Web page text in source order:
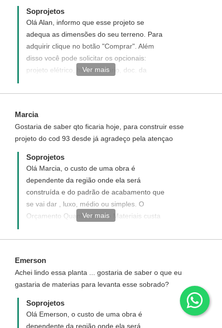
considerada para o cálculo do valor é a
área construída da residência (área do
projeto).
Soprojetos
Olá Alan, informo que esse projeto se
adequa as dimensões do seu terreno. Para
adquirir clique no botão "Comprar". Além
disso você pode solicitar os opcionais:
projeto elétrico, hidrosanitário, doc. da
quantitativo de materiais, veja no Menu
Após confirmado o pagamento o projeto
será encaminhado automaticamente para
seu email.
Ver mais
Marcia
Gostaria de saber qto ficaria hoje, para construir esse
projeto do cod 93 desde já agradeço pela atençao
Soprojetos
Olá Marcia, o custo de uma obra é
dependente da região onde ela será
construída e do padrão de acabamento que
se vai dar , luxo, médio ou simples. O
Orçamento Quantitativo de Materiais custa
clicando em "Orçamento de Materiais" que
orçamento você poderá inserir os valores
dos materiais da sua cidade e a planilha
calcula automaticamente o valor total.
Ver mais
Emerson
Achei lindo essa planta ... gostaria de saber o que eu
gastaria de materias para levanta esse sobrado?
Soprojetos
Olá Emerson, o custo de uma obra é
dependente da região onde ela será